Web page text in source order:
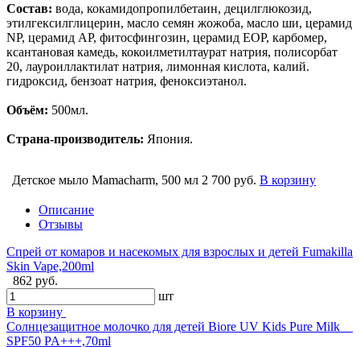
Состав: вода, кокамидопропилбетаин, децилглюкозид,
этилгексилглицерин, масло семян жожоба, масло ши, церамид
NP, церамид AP, фитосфингозин, церамид EOP, карбомер,
ксантановая камедь, кокоилметилтаурат натрия, полисорбат
20, лауроиллактилат натрия, лимонная кислота, калий.
гидроксид, бензоат натрия, феноксиэтанол.
Объём: 500мл.
Страна-производитель: Япония.
Детское мыло Mamacharm, 500 мл 2 700 руб. В корзину
Описание
Отзывы
Спрей от комаров и насекомых для взрослых и детей Fumakilla
Skin Vape,200ml
862 руб.
шт
В корзину
Солнцезащитное молочко для детей Biore UV Kids Pure Milk
SPF50 PA+++,70ml